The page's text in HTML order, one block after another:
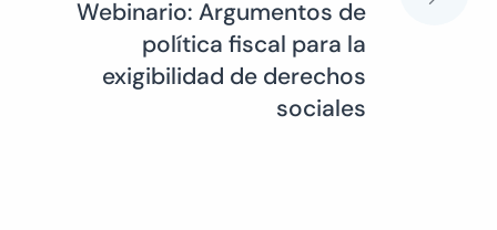
Webinario: Argumentos de
política fiscal para la
exigibilidad de derechos
sociales